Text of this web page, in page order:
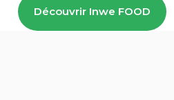
Découvrir Inwe FOOD